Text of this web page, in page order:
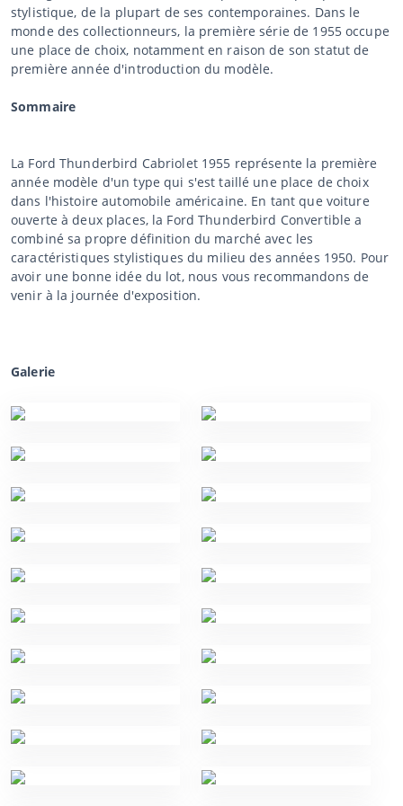
stylistique, de la plupart de ses contemporaines. Dans le
monde des collectionneurs, la première série de 1955 occupe
une place de choix, notamment en raison de son statut de
première année d'introduction du modèle.
Sommaire
La Ford Thunderbird Cabriolet 1955 représente la première
année modèle d'un type qui s'est taillé une place de choix
dans l'histoire automobile américaine. En tant que voiture
ouverte à deux places, la Ford Thunderbird Convertible a
combiné sa propre définition du marché avec les
caractéristiques stylistiques du milieu des années 1950. Pour
avoir une bonne idée du lot, nous vous recommandons de
venir à la journée d'exposition.
Galerie